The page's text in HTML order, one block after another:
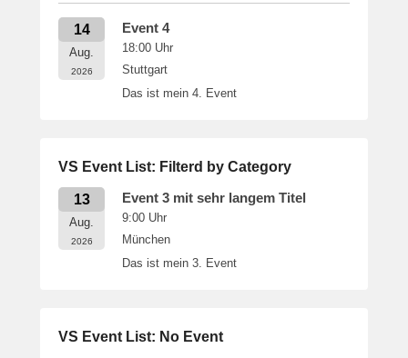
14
Aug.
2026
Event 4
18:00 Uhr
Stuttgart
Das ist mein 4. Event
VS Event List: Filterd by Category
13
Aug.
2026
Event 3 mit sehr langem Titel
9:00 Uhr
München
Das ist mein 3. Event
VS Event List: No Event